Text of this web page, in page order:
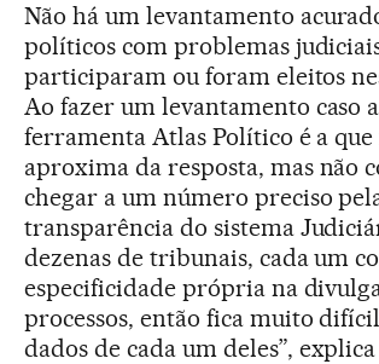
Não há um levantamento
políticos com problemas
participaram ou foram eleitos
Ao fazer um levantamento caso
ferramenta Atlas Político é a que
aproxima da resposta, mas não
chegar a um número preciso
transparência do sistema
dezenas de tribunais, cada um
especificidade própria na
processos, então fica muito
dados de cada um deles”,